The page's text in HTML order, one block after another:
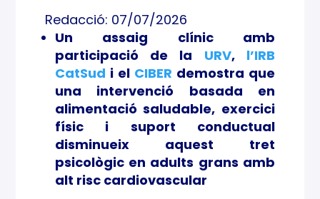
ajud
ar a
redui
r la
impu
lsivit
Redacció: 07/07/2026
Un assaig clínic amb
participació de la URV, l’IRB
CatSud i el CIBER demostra que
una intervenció basada en
alimentació saludable, exercici
físic i suport conductual
disminueix aquest tret
psicològic en adults grans amb
alt risc cardiovascular